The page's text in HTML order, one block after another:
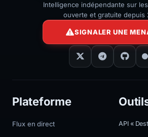
Intelligence indépendante sur
ouverte et gratuite depuis
SIGNALER UNE
Plateforme
Flux en direct API «